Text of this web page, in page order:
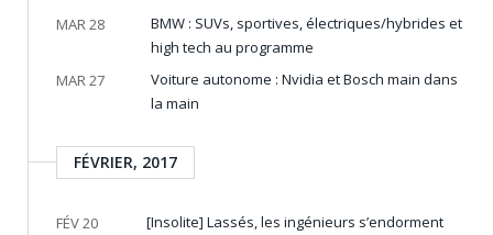
MAR 28
BMW : SUVs, sportives, électriques/hybrides et
high tech au programme
MAR 27
Voiture autonome : Nvidia et Bosch main dans
la main
FÉVRIER, 2017
FÉV 20
[Insolite] Lassés, les ingénieurs s’endorment